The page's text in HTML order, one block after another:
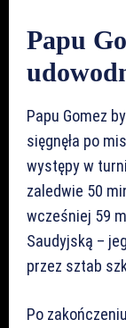
Papu
Papu Gomez
sięgnęła po
występy w
zaledwie 50
wcześniej 59
Saudyjską –
przez sztab
Po